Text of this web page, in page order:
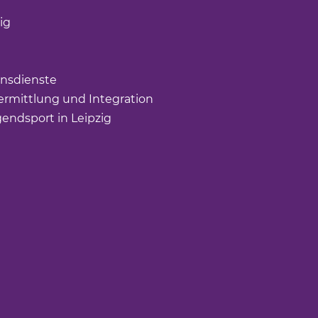
und Integration
in Leipzig